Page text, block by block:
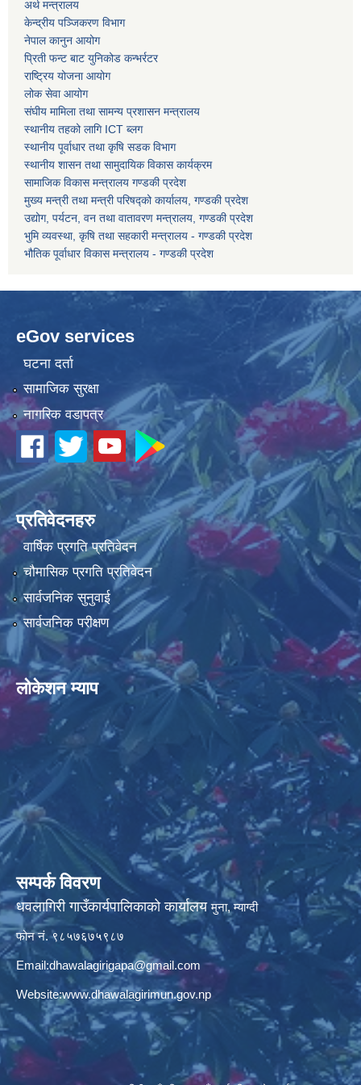
अर्थ मन्त्रालय
केन्द्रीय पञ्जिकरण विभाग
नेपाल कानुन आयोग
प्रिती फन्ट बाट युनिकोड कन्भर्रटर
राष्ट्रिय योजना आयोग
लोक सेवा आयोग
संघीय मामिला तथा सामन्य प्रशासन मन्त्रालय
स्थानीय तहको लागि ICT ब्लग
स्थानीय पूर्वाधार तथा कृषि सडक विभाग
स्थानीय शासन तथा सामुदायिक विकास कार्यक्रम
सामाजिक विकास मन्त्रालय गण्डकी प्रदेश
मुख्य मन्त्री तथा मन्त्री परिषद्को कार्यालय, गण्डकी प्रदेश
उद्योग, पर्यटन, वन तथा वातावरण मन्त्रालय, गण्डकी प्रदेश
भुमि व्यवस्था, कृषि तथा सहकारी मन्त्रालय - गण्डकी प्रदेश
भौतिक पूर्वाधार विकास मन्त्रालय - गण्डकी प्रदेश
eGov services
घटना दर्ता
सामाजिक सुरक्षा
नागरिक वडापत्र
प्रतिवेदनहरु
वार्षिक प्रगति प्रतिवेदन
चौमासिक प्रगति प्रतिवेदन
सार्वजनिक सुनुवाई
सार्वजनिक परीक्षण
लोकेशन म्याप
सम्पर्क विवरण
धवलागिरी गाउँकार्यपालिकाको कार्यालयमुना, म्याग्दी
फोन नं. ९८५७६७५९८७
Email:dhawalagirigapa@gmail.com
Website:www.dhawalagirimun.gov.np